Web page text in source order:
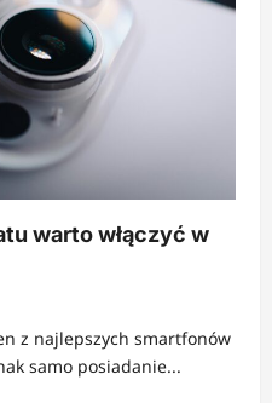
warto włączyć w
z najlepszych smartfonów
samo posiadanie...